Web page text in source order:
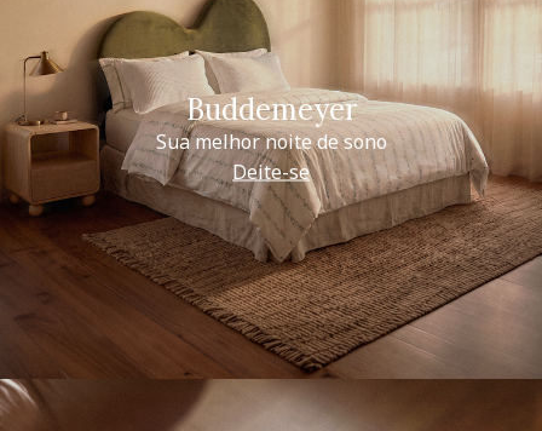
Buddemeyer
Sua melhor noite de sono
Deite-se